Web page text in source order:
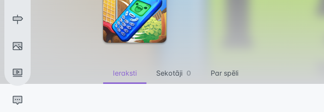
Ieraksti Sekotāji 0 Par spēli